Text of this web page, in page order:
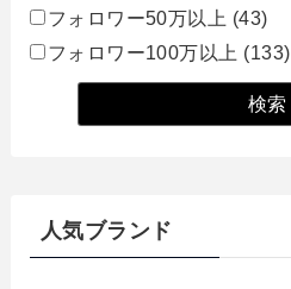
フォロワー50万以上 (43)
フォロワー100万以上 (133)
人気ブランド